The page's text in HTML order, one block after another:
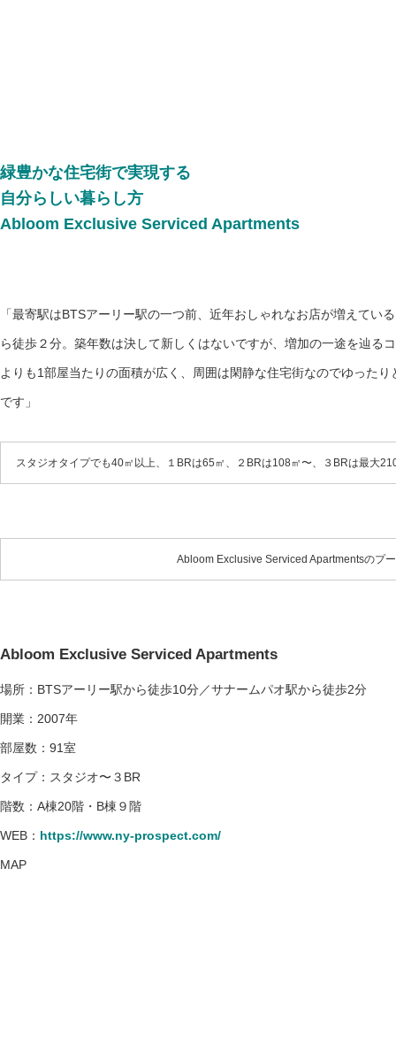
緑豊かな住宅街で実現する
自分らしい暮らし方
Abloom Exclusive Serviced Apartments
「最寄駅はBTSアーリー駅の一つ前、近年おしゃれなお店が増えてい
ら徒歩２分。築年数は決して新しくはないですが、増加の一途を辿る
よりも1部屋当たりの面積が広く、周囲は閑静な住宅街なのでゆった
です」
スタジオタイプでも40㎡以上、１BRは65㎡、２BRは108㎡〜、３BRは最大
Abloom Exclusive Serviced Apartmentsのプ
Abloom Exclusive Serviced Apartments
場所：BTSアーリー駅から徒歩10分／サナームパオ駅から徒歩2分
開業：2007年
部屋数：91室
タイプ：スタジオ〜３BR
階数：A棟20階・B棟９階
WEB： https://www.ny-prospect.com/
MAP